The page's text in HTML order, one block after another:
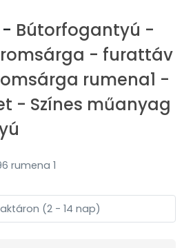
- Bútorfogantyú -
- furattáv
rumena1 -
- Színes műanyag
rumena 1
(2 - 14 nap)